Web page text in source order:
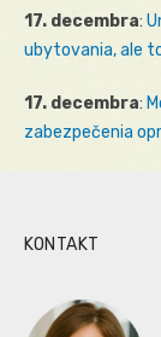
17. decembra:
ubytovania, ale
17. decembra:
zabezpečenia
KONTAKT